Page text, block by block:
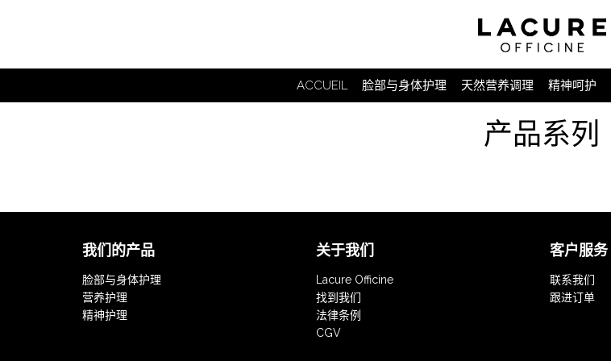
ACCUEIL 脸部与身体护理 天然营养调理 精神呵护
产品系列
我们的产品
脸部与身体护理
营养护理
精神护理
关于我们
Lacure Officine
找到我们
法律条例
CGV
客户服务
联系我们
跟进订单